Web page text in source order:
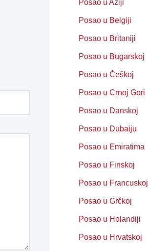
Posao u Aziji
Posao u Belgiji
Posao u Britaniji
Posao u Bugarskoj
Posao u Češkoj
Posao u Crnoj Gori
Posao u Danskoj
Posao u Dubaiju
Posao u Emiratima
Posao u Finskoj
Posao u Francuskoj
Posao u Grčkoj
Posao u Holandiji
Posao u Hrvatskoj